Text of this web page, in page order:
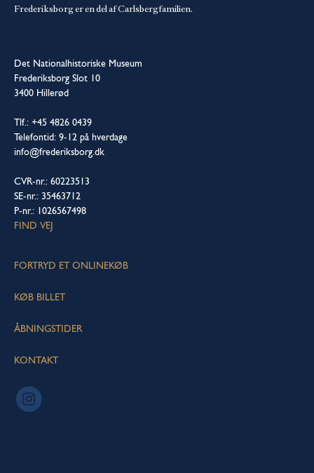
Frederiksborg er en del af Carlsbergfamilien.
Det Nationalhistoriske Museum
Frederiksborg Slot 10
3400 Hillerød
Tlf.: +45 4826 0439
Telefontid: 9-12 på hverdage
info@frederiksborg.dk
CVR-nr.: 60223513
SE-nr.: 35463712
P-nr.: 1026567498
FIND VEJ
FORTRYD ET ONLINEKØB
KØB BILLET
ÅBNINGSTIDER
KONTAKT